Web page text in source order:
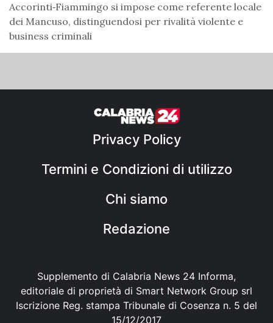
Accorinti‑Fiammingo si impose come referente locale
dei Mancuso, distinguendosi per rivalità violente e
business criminali
Privacy Policy
Termini e Condizioni di utilizzo
Chi siamo
Redazione
Supplemento di Calabria News 24 Informa,
editoriale di proprietà di Smart Network Group srl
Iscrizione Reg. stampa Tribunale di Cosenza n. 5 del
15/12/2017